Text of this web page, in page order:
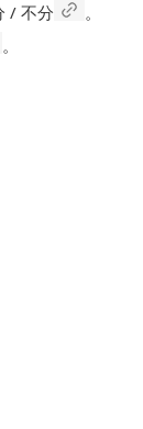
/ 不分 。
。